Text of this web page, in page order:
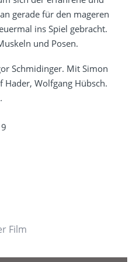
gerade für den mageren
ins Spiel gebracht.
und Posen.
Schmidinger. Mit Simon
Hader, Wolfgang Hübsch.
Film